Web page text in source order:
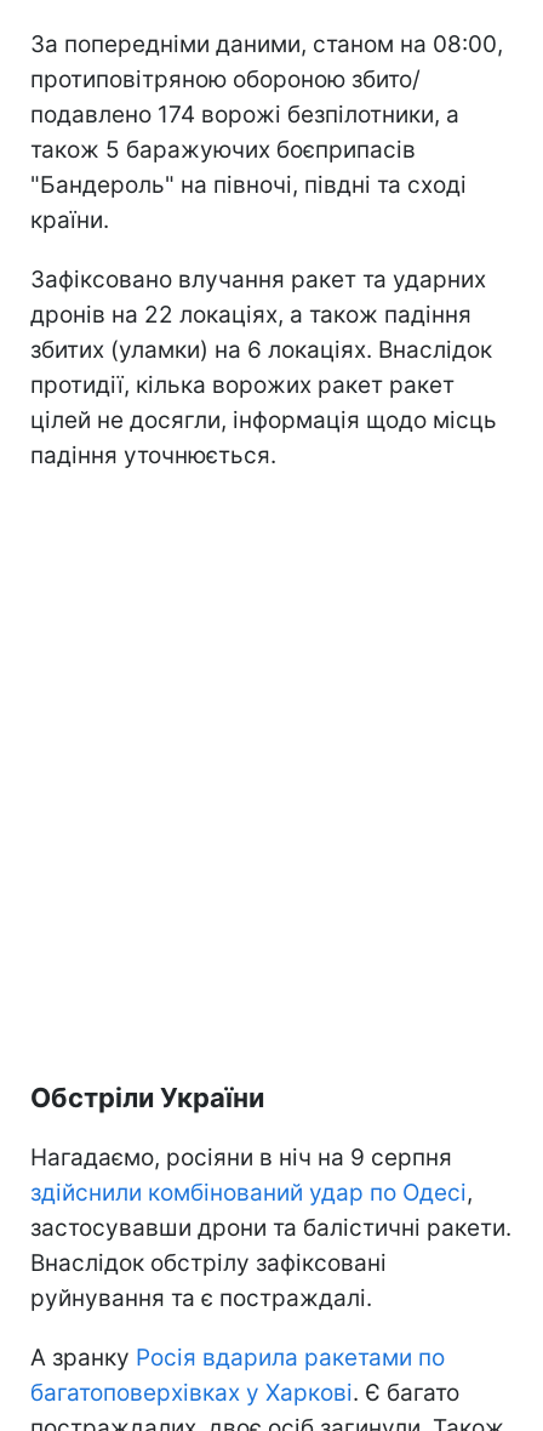
За попередніми даними, станом на 08:00,
протиповітряною обороною збито/
подавлено 174 ворожі безпілотники, а
також 5 баражуючих боєприпасів
"Бандероль" на півночі, півдні та сході
країни.
Зафіксовано влучання ракет та ударних
дронів на 22 локаціях, а також падіння
збитих (уламки) на 6 локаціях. Внаслідок
протидії, кілька ворожих ракет ракет
цілей не досягли, інформація щодо місць
падіння уточнюється.
Обстріли України
Нагадаємо, росіяни в ніч на 9 серпня
здійснили комбінований удар по Одесі,
застосувавши дрони та балістичні ракети.
Внаслідок обстрілу зафіксовані
руйнування та є постраждалі.
А зранку Росія вдарила ракетами по
багатоповерхівках у Харкові. Є багато